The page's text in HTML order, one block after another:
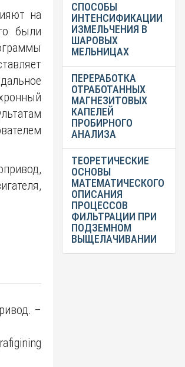
на
были
–
СПОСОБЫ
ИНТЕНСИФИКАЦИИ
ИЗМЕЛЬЧЕНИЯ В
ШАРОВЫХ
МЕЛЬНИЦАХ
ПЕРЕРАБОТКА
ОТРАБОТАННЫХ
МАГНЕЗИТОВЫХ
КАПЕЛЕЙ
ПРОБИРНОГО
АНАЛИЗА
ТЕОРЕТИЧЕСКИЕ
ОСНОВЫ
МАТЕМАТИЧЕСКОГО
ОПИСАНИЯ
ПРОЦЕССОВ
ФИЛЬТРАЦИИ ПРИ
ПОДЗЕМНОМ
ВЫЩЕЛАЧИВАНИИ